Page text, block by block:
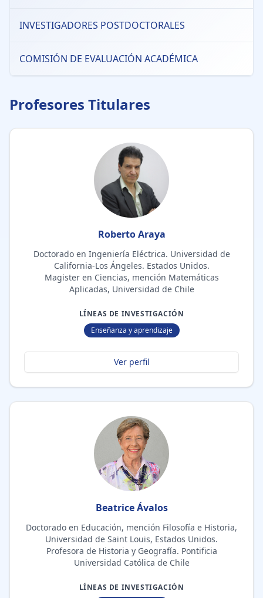
INVESTIGADORES POSTDOCTORALES
COMISIÓN DE EVALUACIÓN ACADÉMICA
Profesores Titulares
Roberto Araya
Doctorado en Ingeniería Eléctrica. Universidad de
California-Los Ángeles. Estados Unidos.
Magister en Ciencias, mención Matemáticas
Aplicadas, Universidad de Chile
LÍNEAS DE INVESTIGACIÓN
Enseñanza y aprendizaje
Ver perfil
Beatrice Ávalos
Doctorado en Educación, mención Filosofía e Historia,
Universidad de Saint Louis, Estados Unidos.
Profesora de Historia y Geografía. Pontificia
Universidad Católica de Chile
LÍNEAS DE INVESTIGACIÓN